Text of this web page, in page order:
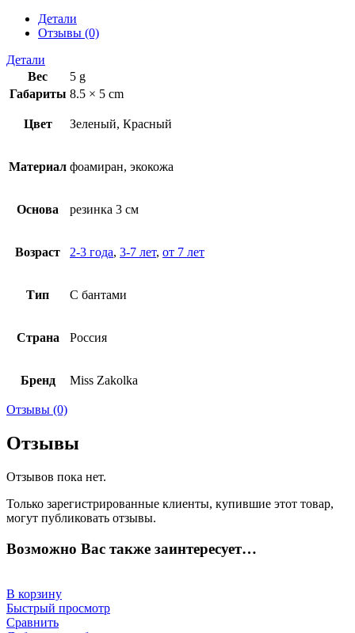
Детали
Отзывы (0)
Детали
Вес
5 g
Габариты 8.5 × 5 cm
Цвет Зеленый, Красный
Материал фоамиран, экокожа
Основа резинка 3 см
Возраст 2-3 года, 3-7 лет, от 7 лет
Тип С бантами
Страна Россия
Бренд Miss Zakolka
Отзывы (0)
Отзывы
Отзывов пока нет.
Только зарегистрированные клиенты, купившие этот товар,
могут публиковать отзывы.
Возможно Вас также заинтересует…
В корзину
Быстрый просмотр
Сравнить